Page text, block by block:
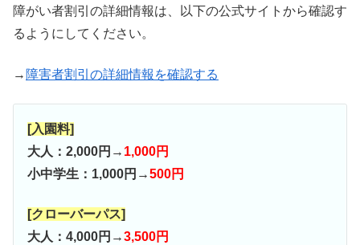
障がい者割引の詳細情報は、以下の公式サイトから確認す
るようにしてください。
→ 障害者割引の詳細情報を確認する
[入園料]
大人：2,000円→ 1,000円
小中学生：1,000円→500円
[クローバーパス]
大人：4,000円→3,500円